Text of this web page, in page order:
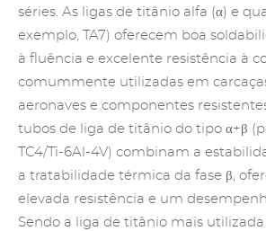
séries. As ligas de titânio alfa (α) e
exemplo, TA7) oferecem boa
à fluência e excelente resistência à
comummente utilizadas em
aeronaves e componentes
tubos de liga de titânio do tipo α+β
TC4/Ti-6Al-4V) combinam a
a tratabilidade térmica da fase β,
elevada resistência e um
Sendo a liga de titânio mais